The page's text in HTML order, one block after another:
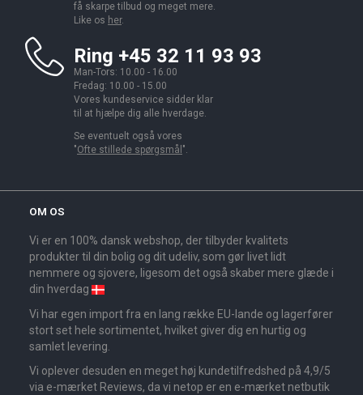
få skarpe tilbud og meget mere.
Like os her.
Ring +45 32 11 93 93
Man-Tors: 10.00 - 16.00
Fredag: 10.00 - 15.00
Vores kundeservice sidder klar
til at hjælpe dig alle hverdage.
Se eventuelt også vores
"Ofte stillede spørgsmål ".
OM OS
Vi er en 100% dansk webshop, der tilbyder kvalitets
produkter til din bolig og dit udeliv, som gør livet lidt
nemmere og sjovere, ligesom det også skaber mere glæde i
din hverdag
Vi har egen import fra en lang række EU-lande og lagerfører
stort set hele sortimentet, hvilket giver dig en hurtig og
samlet levering.
Vi oplever desuden en meget høj kundetilfredshed på 4,9/5
via e-mærket Reviews, da vi netop er en e-mærket netbutik